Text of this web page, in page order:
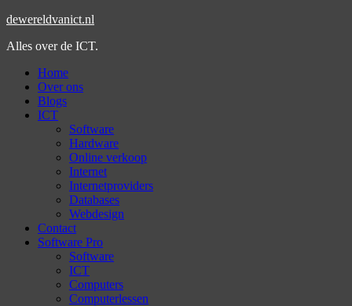
dewereldvanict.nl
Alles over de ICT.
Home
Over ons
Blogs
ICT
Software
Hardware
Online verkoop
Internet
Internetproviders
Databases
Webdesign
Contact
Software Pro
Software
ICT
Computers
Computerlessen